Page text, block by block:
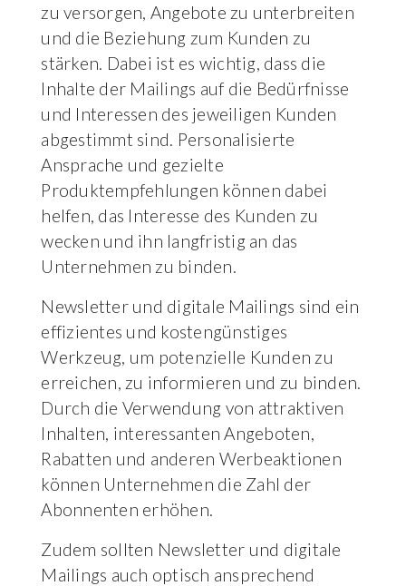
zu versorgen, Angebote zu unterbreiten
und die Beziehung zum Kunden zu
stärken. Dabei ist es wichtig, dass die
Inhalte der Mailings auf die Bedürfnisse
und Interessen des jeweiligen Kunden
abgestimmt sind. Personalisierte
Ansprache und gezielte
Produktempfehlungen können dabei
helfen, das Interesse des Kunden zu
wecken und ihn langfristig an das
Unternehmen zu binden.
Newsletter und digitale Mailings sind ein
effizientes und kostengünstiges
Werkzeug, um potenzielle Kunden zu
erreichen, zu informieren und zu binden.
Durch die Verwendung von attraktiven
Inhalten, interessanten Angeboten,
Rabatten und anderen Werbeaktionen
können Unternehmen die Zahl der
Abonnenten erhöhen.
Zudem sollten Newsletter und digitale
Mailings auch optisch ansprechend